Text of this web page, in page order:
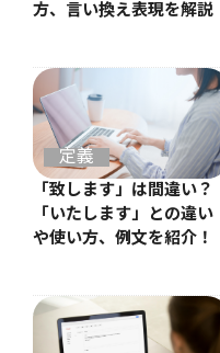
方、言い換え表現を解説
定義
「致します」は間違い？
「いたします」との違い
や使い方、例文を紹介！